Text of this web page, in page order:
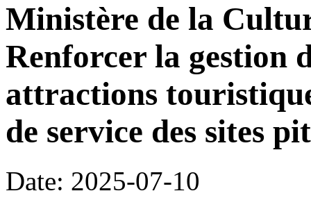
Ministère de la
Renforcer la gestion
attractions
de service des sites
Date: 2025-07-10